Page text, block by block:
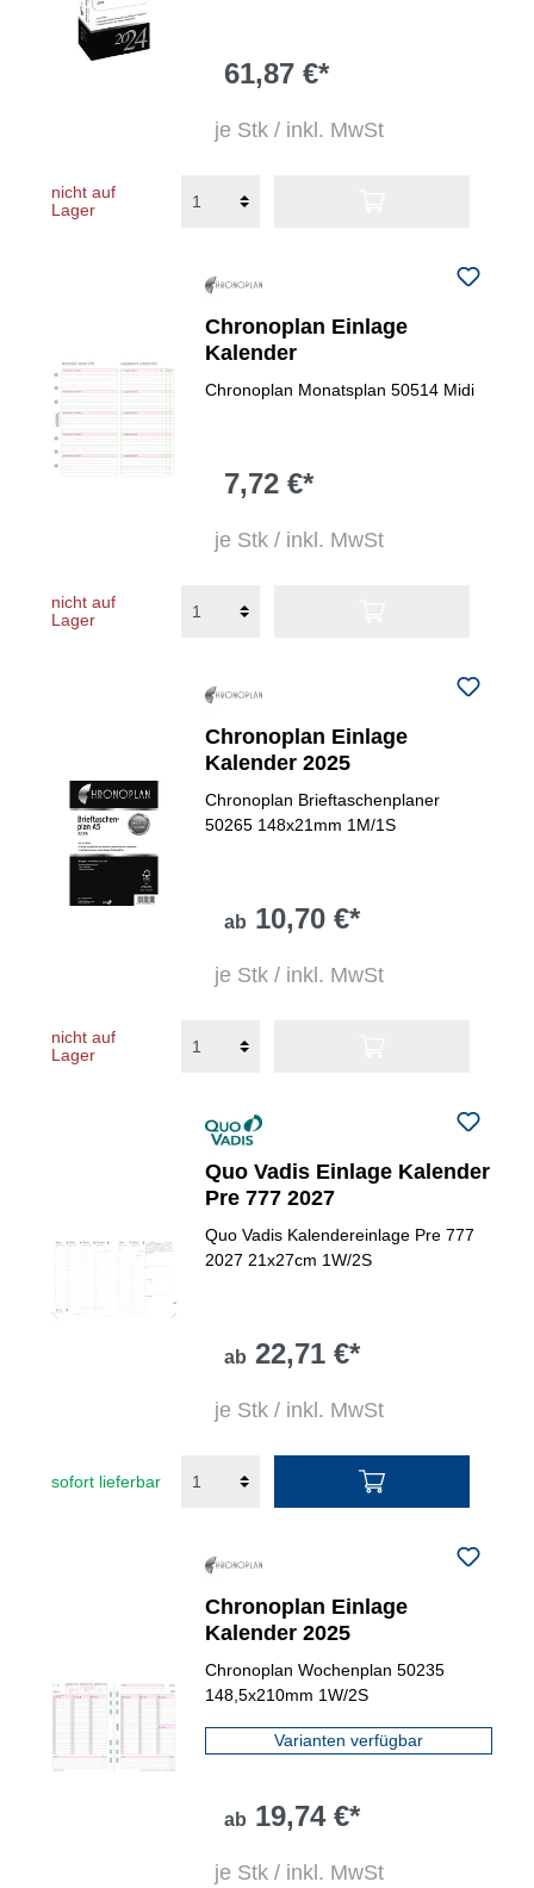
61,87 €*
je Stk / inkl. MwSt
nicht auf
Lager
Chronoplan Einlage
Kalender
Chronoplan Monatsplan 50514 Midi
7,72 €*
je Stk / inkl. MwSt
nicht auf
Lager
Chronoplan Einlage
Kalender 2025
Chronoplan Brieftaschenplaner
50265 148x21mm 1M/1S
ab 10,70 €*
je Stk / inkl. MwSt
nicht auf
Lager
Quo Vadis Einlage Kalender
Pre 777 2027
Quo Vadis Kalendereinlage Pre 777
2027 21x27cm 1W/2S
ab 22,71 €*
je Stk / inkl. MwSt
sofort lieferbar
Chronoplan Einlage
Kalender 2025
Chronoplan Wochenplan 50235
148,5x210mm 1W/2S
Varianten verfügbar
ab 19,74 €*
je Stk / inkl. MwSt